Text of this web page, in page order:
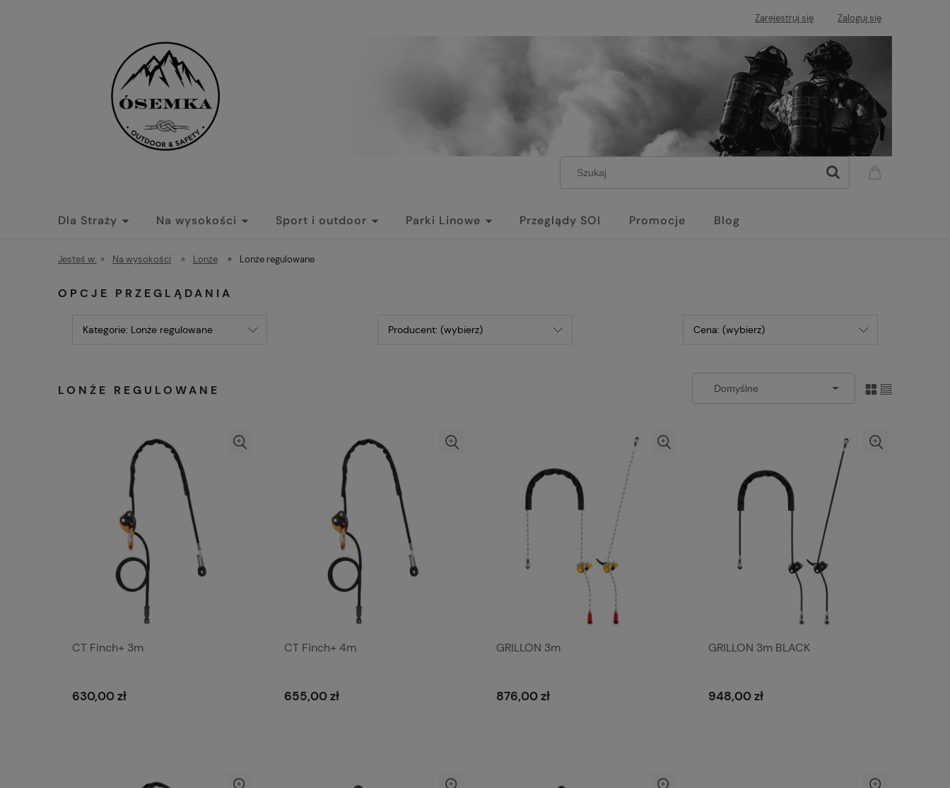
Zarejestruj się Zaloguj się
Dla Straży Na wysokości Sport i outdoor Parki Linowe Przeglądy SOI Promocje Blog
Jesteś w: » Na wysokości » Lonże » Lonże regulowane
OPCJE PRZEGLĄDANIA
Kategorie: Lonże regulowane Producent: (wybierz) Cena: (wybierz)
LONŻE REGULOWANE
CT Finch+ 3m
630,00 zł
CT Finch+ 4m
655,00 zł
GRILLON 3m
876,00 zł
GRILLON 3m BLACK
948,00 zł